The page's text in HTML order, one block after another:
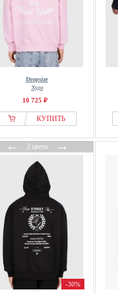
Dropsize
Худи
10 725 ₽
КУПИТЬ
←2 цвета→
-30%